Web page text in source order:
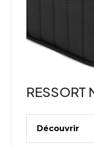
RESSORT
Découvrir